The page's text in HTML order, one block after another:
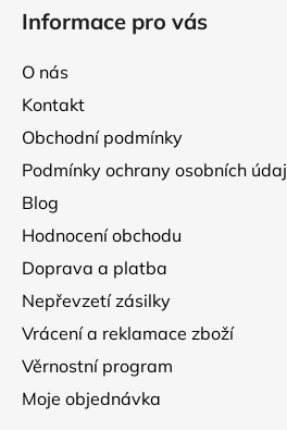
y
Informace pro vás
O nás
Kontakt
Obchodní podmínky
Podmínky ochrany osobních
Blog
Hodnocení obchodu
Doprava a platba
Nepřevzetí zásilky
Vrácení a reklamace zboží
Věrnostní program
Moje objednávka